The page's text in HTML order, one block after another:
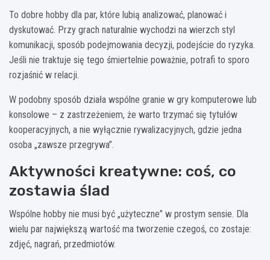
To dobre hobby dla par, które lubią analizować, planować i
dyskutować. Przy grach naturalnie wychodzi na wierzch styl
komunikacji, sposób podejmowania decyzji, podejście do ryzyka.
Jeśli nie traktuje się tego śmiertelnie poważnie, potrafi to sporo
rozjaśnić w relacji.
W podobny sposób działa wspólne granie w gry komputerowe lub
konsolowe – z zastrzeżeniem, że warto trzymać się tytułów
kooperacyjnych, a nie wyłącznie rywalizacyjnych, gdzie jedna
osoba „zawsze przegrywa”.
Aktywności kreatywne: coś, co
zostawia ślad
Wspólne hobby nie musi być „użyteczne” w prostym sensie. Dla
wielu par największą wartość ma tworzenie czegoś, co zostaje:
zdjęć, nagrań, przedmiotów.